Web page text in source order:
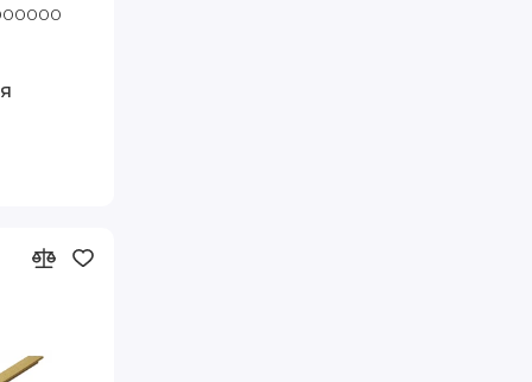
Артэ